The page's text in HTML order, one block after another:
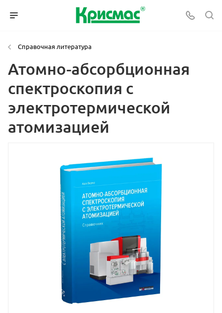
Справочная литература
Атомно-абсорбционная
спектроскопия с
электротермической
атомизацией